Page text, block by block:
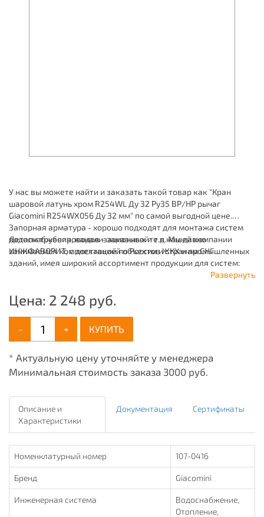
У нас вы можете найти и заказать такой товар как "Кран
шаровой латунь хром R254WL Ду 32 Ру35 ВР/НР рычаг
Giacomini R254WX056 Ду 32 мм" по самой выгодной цене.
Запорная арматура - хорошо подходят для монтажа систем
водоснабжения, канализационных и т.д. Мы давно
занимаемся комплектацией объектов ЖКХ и промышленных
зданий, имея широкий ассортимент продукции для систем:
отопления, водоснабжения, канализации и пожаротушения.
Детали трубопроводов - заказывайте в нашей компании
ИНЖФАВОРИТ, с доставкой по России и странам СНГ.
Развернуть
Цена: 2 248 руб.
- + КУПИТЬ
* Актуальную цену уточняйте у менеджера
Минимальная стоимость заказа 3000 руб.
Описание и
Характеристики
Документация Сертификаты
Номенклатурный номер 107-0416
Бренд Giacomini
Инженерная система
Водоснабжение,
Отопление,